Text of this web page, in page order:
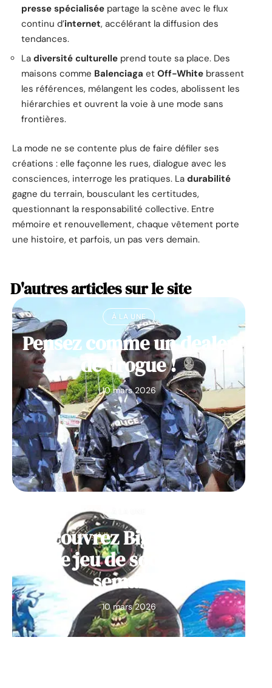
presse spécialisée partage la scène avec le flux
continu d’internet, accélérant la diffusion des
tendances.
La diversité culturelle prend toute sa place. Des
maisons comme Balenciaga et Off-White brassent
les références, mélangent les codes, abolissent les
hiérarchies et ouvrent la voie à une mode sans
frontières.
La mode ne se contente plus de faire défiler ses
créations : elle façonne les rues, dialogue avec les
consciences, interroge les pratiques. La durabilité
gagne du terrain, bousculant les certitudes,
questionnant la responsabilité collective. Entre
mémoire et renouvellement, chaque vêtement porte
une histoire, et parfois, un pas vers demain.
D'autres articles sur le site
À LA UNE
Pensez comme un dealer
de drogue !
10 mars 2026
Découvrez Big Monster,
notre jeu de société de la
semaine
10 mars 2026